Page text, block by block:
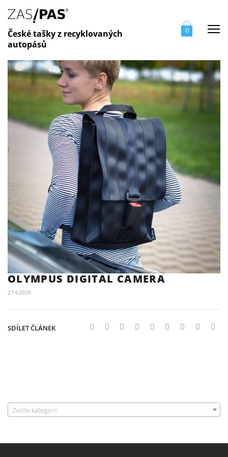
České tašky z recyklovaných
autopásů
0
OLYMPUS DIGITAL CAMERA
27.4.2020
SDÍLET ČLÁNEK
Zvolte kategorii